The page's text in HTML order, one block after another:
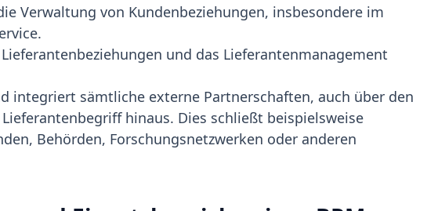
Verwaltung von Kundenbeziehungen, insbesondere im
und das Lieferantenmanagement
integriert sämtliche externe Partnerschaften, auch über den
hinaus. Dies schließt beispielsweise
Behörden, Forschungsnetzwerken oder anderen